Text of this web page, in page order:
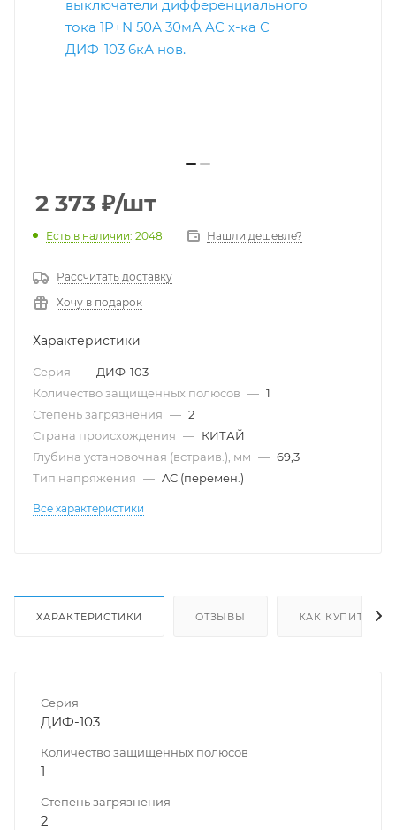
2 373 ₽/шт
Есть в наличии: 2048 Нашли дешевле?
Рассчитать доставку
Хочу в подарок
Характеристики
Серия — ДИФ-103
Количество защищенных полюсов — 1
Степень загрязнения — 2
Страна происхождения — КИТАЙ
Глубина установочная (встраив.), мм — 69,3
Тип напряжения — AC (перемен.)
Все характеристики
ХАРАКТЕРИСТИКИ ОТЗЫВЫ КАК КУПИТЬ
Серия
ДИФ-103
Количество защищенных полюсов
1
Степень загрязнения
2